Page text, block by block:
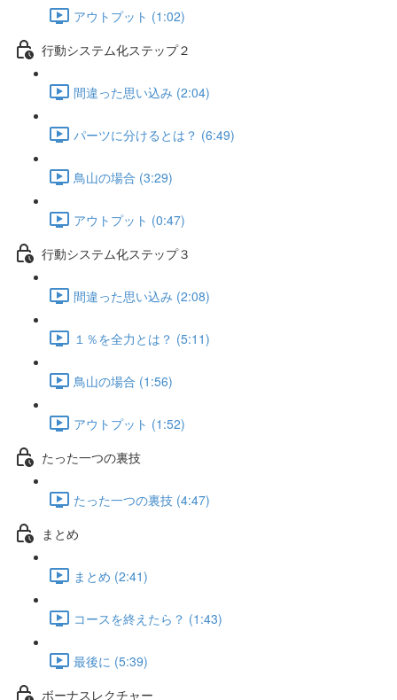
アウトプット (1:02)
行動システム化ステップ２
間違った思い込み (2:04)
パーツに分けるとは？ (6:49)
鳥山の場合 (3:29)
アウトプット (0:47)
行動システム化ステップ３
間違った思い込み (2:08)
１％を全力とは？ (5:11)
鳥山の場合 (1:56)
アウトプット (1:52)
たった一つの裏技
たった一つの裏技 (4:47)
まとめ
まとめ (2:41)
コースを終えたら？ (1:43)
最後に (5:39)
ボーナスレクチャー